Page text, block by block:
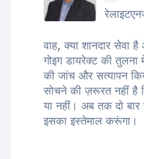
वाह, क्या शानदार सेवा
गोइग डायरेक्ट की
की जांच और सत्यापन
सोचने की ज़रूरत नहीं है
या नहीं। अब तक दो
इसका इस्तेमाल करूंगा।